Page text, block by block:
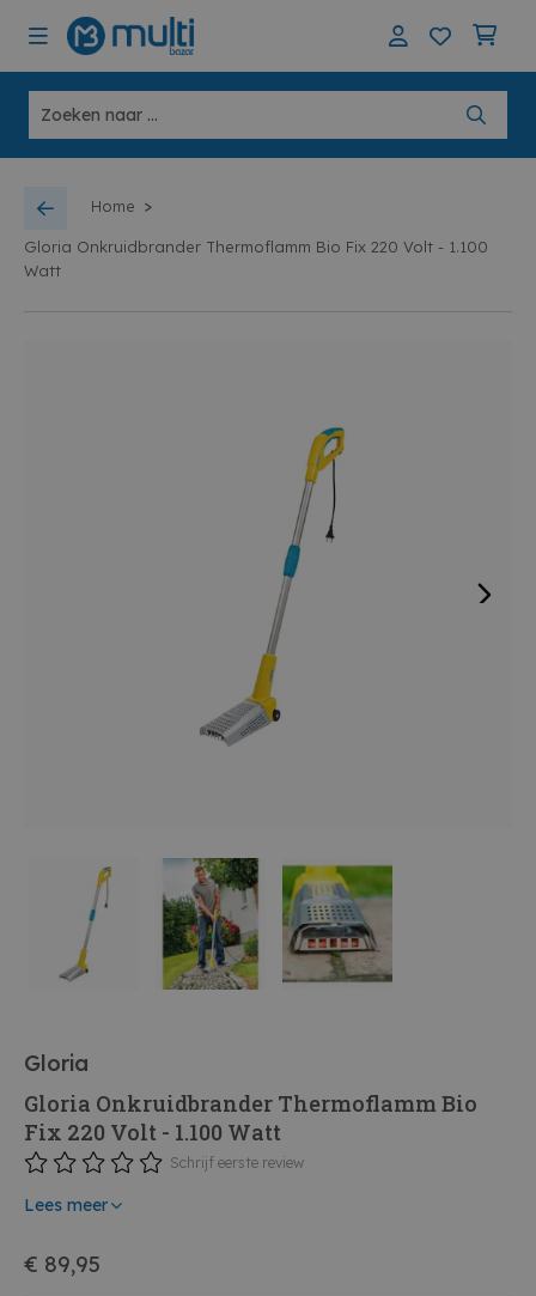
Home >
Gloria Onkruidbrander Thermoflamm Bio Fix 220 Volt - 1.100
Watt
Gloria
Gloria Onkruidbrander Thermoflamm Bio
Fix 220 Volt - 1.100 Watt
Schrijf eerste review
Lees meer
€ 89,95